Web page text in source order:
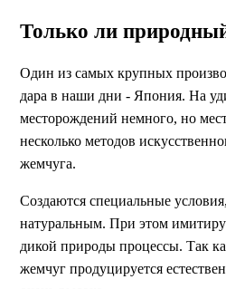
Только ли
Один из самых крупных
дара в наши дни - Япония. На
месторождений немного, но
несколько методов
жемчуга.
Создаются специальные
натуральным. При этом
дикой природы процессы. Так
жемчуг продуцируется